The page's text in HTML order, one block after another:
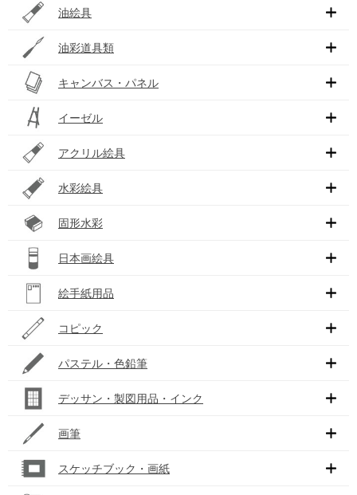
油絵具
油彩道具類
キャンバス・パネル
イーゼル
アクリル絵具
水彩絵具
固形水彩
日本画絵具
絵手紙用品
コピック
パステル・色鉛筆
デッサン・製図用品・インク
画筆
スケッチブック・画紙